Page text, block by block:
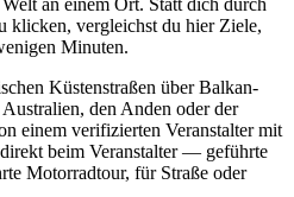
an einem Ort. Statt dich durch
klicken, vergleichst du hier Ziele,
Minuten.
Küstenstraßen über Balkan-
den Anden oder der
einem verifizierten Veranstalter mit
beim Veranstalter — geführte
Motorradtour, für Straße oder